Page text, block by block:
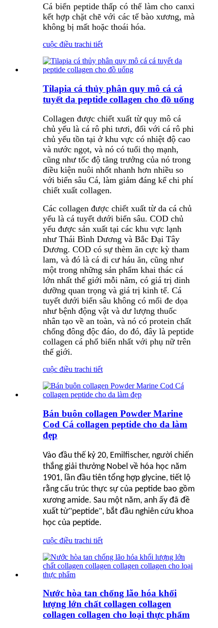
Cá biển peptide thấp có thể làm cho canxi
kết hợp chặt chẽ với các tế bào xương, mà
không bị mất hoặc thoái hóa.
cuộc điều trachi tiết
Tilapia cá thủy phân quy mô cá cá
tuyết da peptide collagen cho đồ uống
Collagen được chiết xuất từ ​​quy mô cá
chủ yếu là cá rô phi tươi, đối với cá rô phi
chủ yếu tồn tại ở khu vực có nhiệt độ cao
và nước ngọt, và nó có tuổi thọ mạnh,
cũng như tốc độ tăng trưởng của nó trong
điều kiện nuôi nhốt nhanh hơn nhiều so
với biển sâu Cá, làm giảm đáng kể chi phí
chiết xuất collagen.
Các collagen được chiết xuất từ ​​da cá chủ
yếu là cá tuyết dưới biển sâu. COD chủ
yếu được sản xuất tại các khu vực lạnh
như Thái Bình Dương và Bắc Đại Tây
Dương. COD có sự thèm ăn cực kỳ tham
lam, và đó là cá di cư háu ăn, cũng như
một trong những sản phẩm khai thác cá
lớn nhất thế giới mỗi năm, có giá trị dinh
dưỡng quan trọng và giá trị kinh tế. Cá
tuyết dưới biển sâu không có mối đe dọa
như bệnh động vật và dư lượng thuốc
nhân tạo về an toàn, và nó có protein chất
chống đông độc đáo, do đó, đây là peptide
collagen cá phổ biến nhất với phụ nữ trên
thế giới.
cuộc điều trachi tiết
Bán buôn collagen Powder Marine
Cod Cá collagen peptide cho da làm
đẹp
Vào đầu thế kỷ 20, Emilfischer, người chiến
thắng giải thưởng Nobel về hóa học năm
1901, lần đầu tiên tổng hợp glycine, tiết lộ
rằng cấu trúc thực sự của peptide bao gồm
xương amide. Sau một năm, anh ấy đã đề
xuất từ"peptide", bắt đầu nghiên cứu khoa
học của peptide.
cuộc điều trachi tiết
Nước hòa tan chống lão hóa khối
lượng lớn chất collagen collagen
collagen collagen cho loại thực phẩm